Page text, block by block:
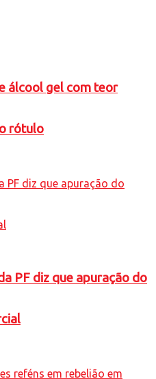
álcool gel com teor
rótulo
PF diz que apuração do